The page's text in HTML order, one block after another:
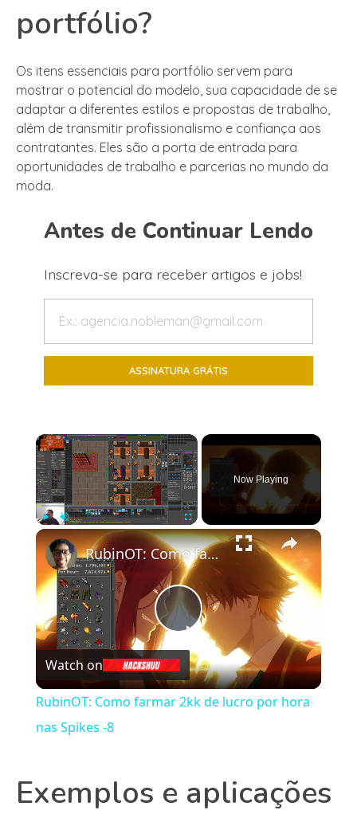
portfólio?
Os itens essenciais para portfólio servem para
mostrar o potencial do modelo, sua capacidade de se
adaptar a diferentes estilos e propostas de trabalho,
além de transmitir profissionalismo e confiança aos
contratantes. Eles são a porta de entrada para
oportunidades de trabalho e parcerias no mundo da
moda.
Antes de Continuar Lendo
Inscreva-se para receber artigos e jobs!
×
Fullscreen
Now Playing
×
Play
Video
RubinOT: Como farmar 2kk de lucro por hora nas Spikes -8
Watch on
RubinOT: Como farmar 2kk de lucro por hora
nas Spikes -8
Exemplos e aplicações